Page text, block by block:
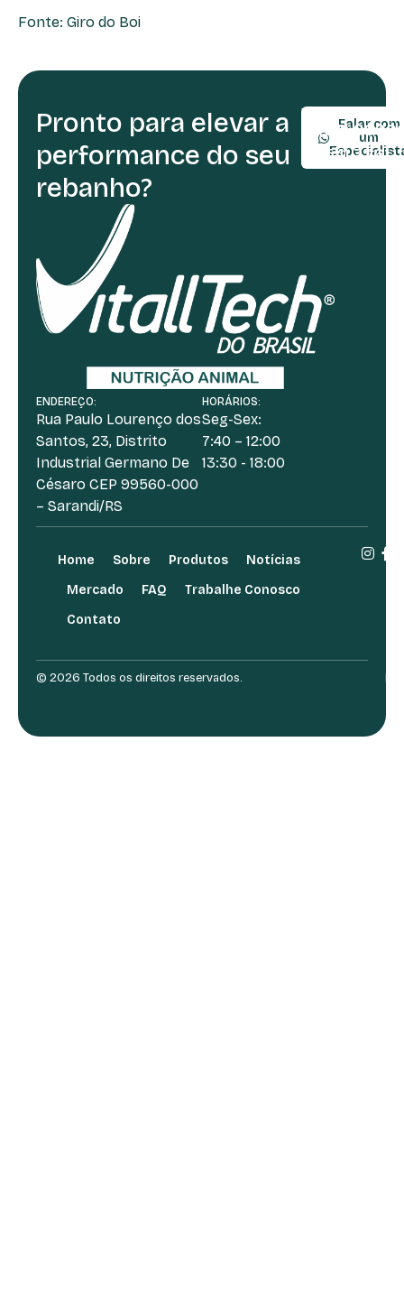
Fonte: Giro do Boi
Pronto para elevar a
performance do seu
rebanho?
Falar com
um
TELEFONE:
(54)
(54) 3361-
ENDEREÇO:
Rua Paulo Lourenço dos
Santos, 23, Distrito
Industrial Germano De
Césaro CEP 99560-000
– Sarandi/RS
HORÁRIOS:
Seg-Sex:
7:40 – 12:00
13:30 - 18:00
Home Sobre Produtos
Notícias
Mercado
FAQ
Trabalhe Conosco
Contato
© 2026 Todos os direitos reservados.